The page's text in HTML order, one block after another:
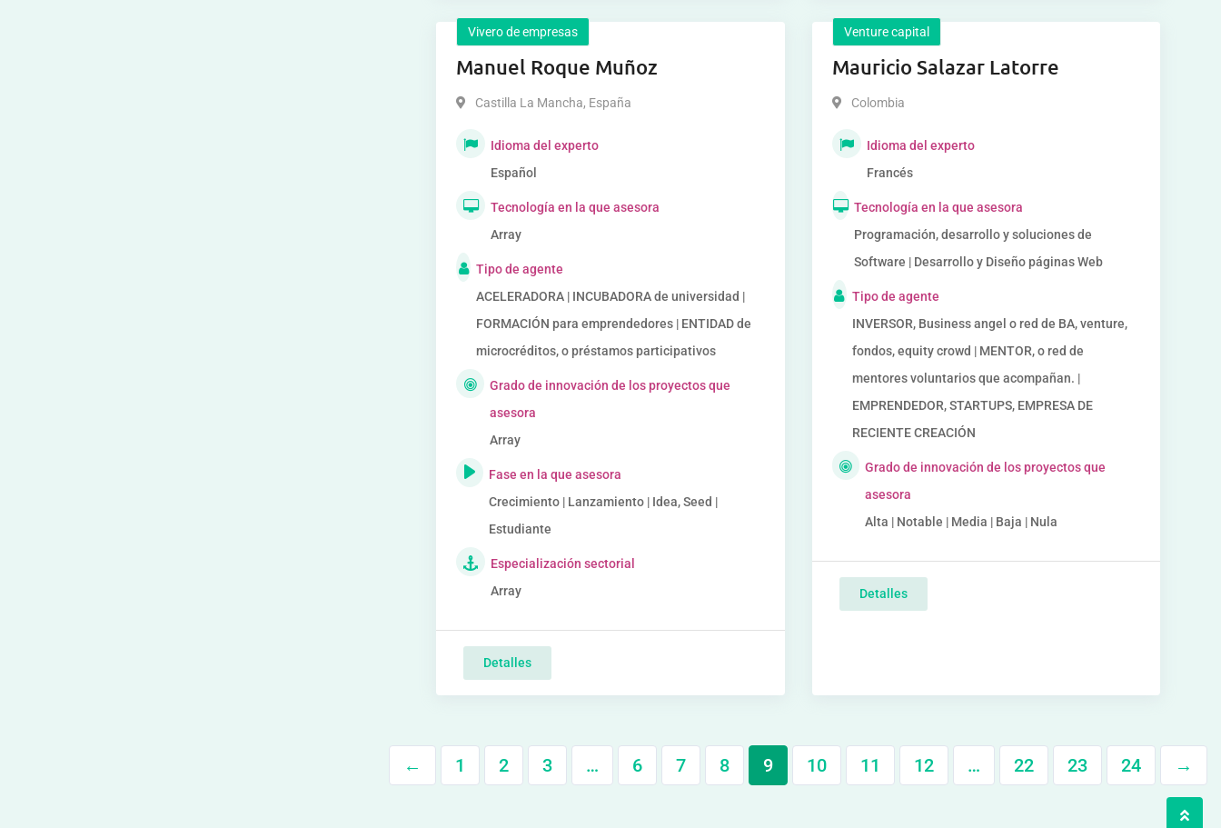
Vivero de empresas
Manuel Roque Muñoz
Castilla La Mancha, España
Idioma del experto
Español
Tecnología en la que asesora
Array
Tipo de agente
ACELERADORA | INCUBADORA de universidad |
FORMACIÓN para emprendedores | ENTIDAD de
microcréditos, o préstamos participativos
Grado de innovación de los proyectos que
asesora
Array
Fase en la que asesora
Crecimiento | Lanzamiento | Idea, Seed |
Estudiante
Especialización sectorial
Array
Detalles
Venture capital
Mauricio Salazar Latorre
Colombia
Idioma del experto
Francés
Tecnología en la que asesora
Programación, desarrollo y soluciones de
Software | Desarrollo y Diseño páginas Web
Tipo de agente
INVERSOR, Business angel o red de BA, venture,
fondos, equity crowd | MENTOR, o red de
mentores voluntarios que acompañan. |
EMPRENDEDOR, STARTUPS, EMPRESA DE
RECIENTE CREACIÓN
Grado de innovación de los proyectos que
asesora
Alta | Notable | Media | Baja | Nula
Detalles
← 1 2 3 … 6 7 8 9 10 11 12 … 22 23 24 →